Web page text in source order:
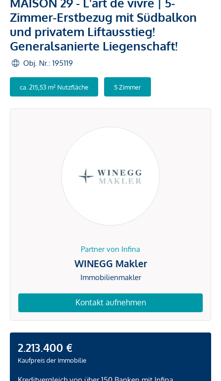
Zimmer-Erstbezug mit Südbalkon
und privatem Liftausstieg!
Generalsanierte Liegenschaft!
Obj. Nr.: 195119
ca. 215,53 m² Nutzfläche 5 Zimmer
Partner von Infina
WINEGG Makler
Immobilienmakler
Kontakt aufnehmen
2.213.400 €
Kaufpreis der Immobilie